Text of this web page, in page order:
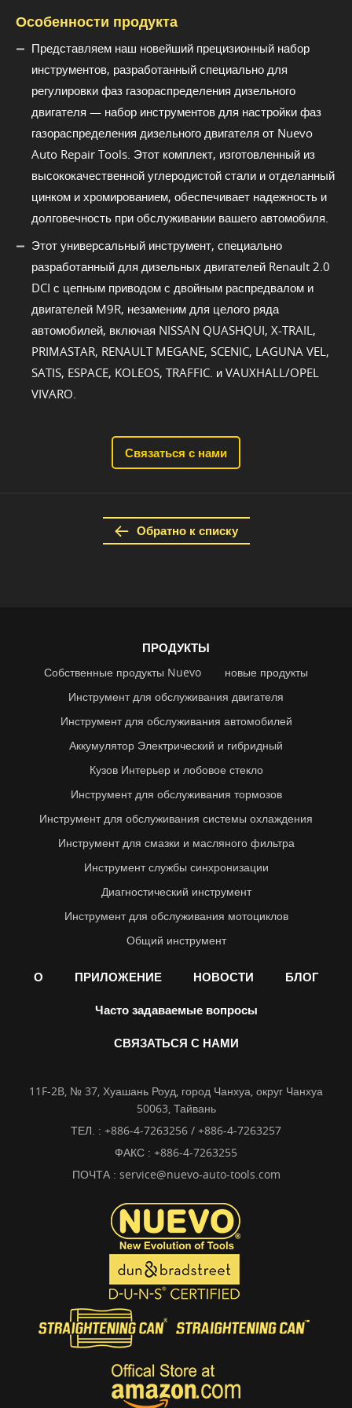
Особенности продукта
Представляем наш новейший прецизионный набор
инструментов, разработанный специально для
регулировки фаз газораспределения дизельного
двигателя — набор инструментов для настройки фаз
газораспределения дизельного двигателя от Nuevo
Auto Repair Tools. Этот комплект, изготовленный из
высококачественной углеродистой стали и отделанный
цинком и хромированием, обеспечивает надежность и
долговечность при обслуживании вашего автомобиля.
Этот универсальный инструмент, специально
разработанный для дизельных двигателей Renault 2.0
DCI с цепным приводом с двойным распредвалом и
двигателей M9R, незаменим для целого ряда
автомобилей, включая NISSAN QUASHQUI, X-TRAIL,
PRIMASTAR, RENAULT MEGANE, SCENIC, LAGUNA VEL,
SATIS, ESPACE, KOLEOS, TRAFFIC. и VAUXHALL/OPEL
VIVARO.
Связаться с нами
Обратно к списку
ПРОДУКТЫ
Собственные продукты Nuevo
новые продукты
Инструмент для обслуживания двигателя
Инструмент для обслуживания автомобилей
Аккумулятор Электрический и гибридный
Кузов Интерьер и лобовое стекло
Инструмент для обслуживания тормозов
Инструмент для обслуживания системы охлаждения
Инструмент для смазки и масляного фильтра
Инструмент службы синхронизации
Диагностический инструмент
Инструмент для обслуживания мотоциклов
Общий инструмент
О ПРИЛОЖЕНИЕ НОВОСТИ БЛОГ
Часто задаваемые вопросы
СВЯЗАТЬСЯ С НАМИ
11F-2B, № 37, Хуашань Роуд, город Чанхуа, округ Чанхуа
50063, Тайвань
ТЕЛ. : +886-4-7263256 / +886-4-7263257
ФАКС : +886-4-7263255
ПОЧТА : service@nuevo-auto-tools.com